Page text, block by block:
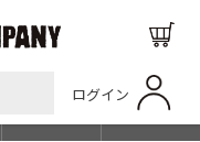
ログイン
SHOP LIST